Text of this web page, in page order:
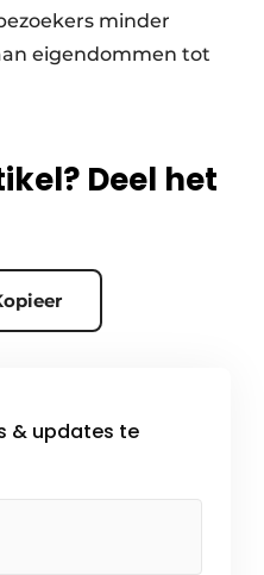
minder
eigendommen tot
Deel het
& updates te